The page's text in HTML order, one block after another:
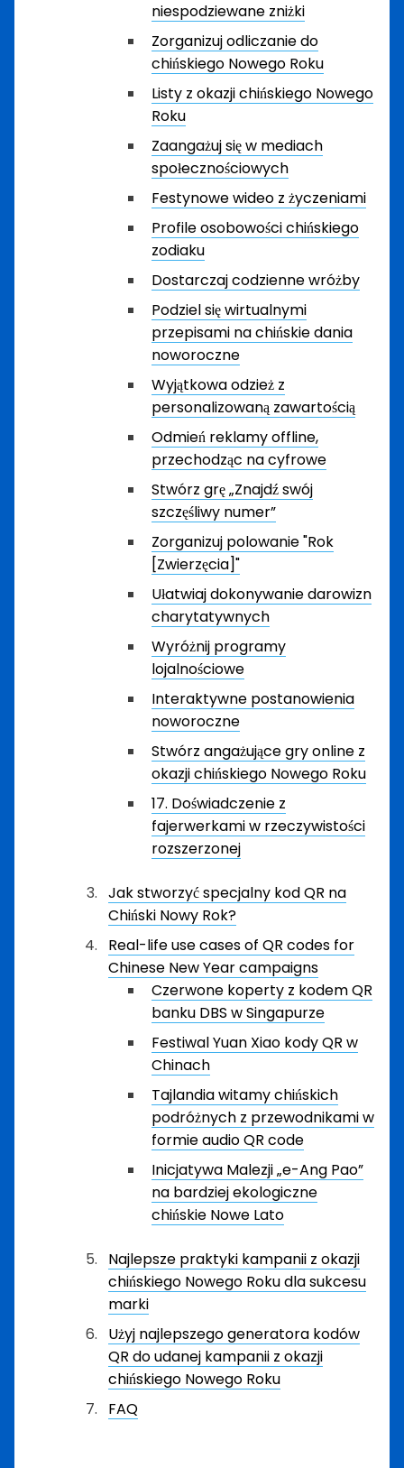
niespodziewane zniżki
Zorganizuj odliczanie do
chińskiego Nowego Roku
Listy z okazji chińskiego Nowego
Roku
Zaangażuj się w mediach
społecznościowych
Festynowe wideo z życzeniami
Profile osobowości chińskiego
zodiaku
Dostarczaj codzienne wróżby
Podziel się wirtualnymi
przepisami na chińskie dania
noworoczne
Wyjątkowa odzież z
personalizowaną zawartością
Odmień reklamy offline,
przechodząc na cyfrowe
Stwórz grę „Znajdź swój
szczęśliwy numer”
Zorganizuj polowanie "Rok
[Zwierzęcia]"
Ułatwiaj dokonywanie darowizn
charytatywnych
Wyróżnij programy
lojalnościowe
Interaktywne postanowienia
noworoczne
Stwórz angażujące gry online z
okazji chińskiego Nowego Roku
17. Doświadczenie z
fajerwerkami w rzeczywistości
rozszerzonej
Jak stworzyć specjalny kod QR na
Chiński Nowy Rok?
Real-life use cases of QR codes for
Chinese New Year campaigns
Czerwone koperty z kodem QR
banku DBS w Singapurze
Festiwal Yuan Xiao kody QR w
Chinach
Tajlandia witamy chińskich
podróżnych z przewodnikami w
formie audio QR code
Inicjatywa Malezji „e-Ang Pao”
na bardziej ekologiczne
chińskie Nowe Lato
Najlepsze praktyki kampanii z okazji
chińskiego Nowego Roku dla sukcesu
marki
Użyj najlepszego generatora kodów
QR do udanej kampanii z okazji
chińskiego Nowego Roku
FAQ